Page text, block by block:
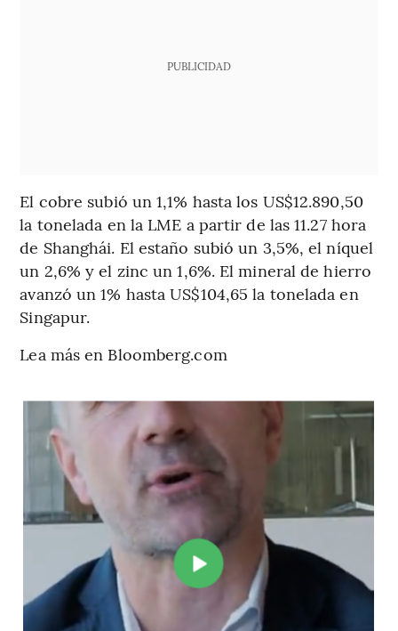
PUBLICIDAD
El cobre subió un 1,1% hasta los US$12.890,50
la tonelada en la LME a partir de las 11.27 hora
de Shanghái. El estaño subió un 3,5%, el níquel
un 2,6% y el zinc un 1,6%. El mineral de hierro
avanzó un 1% hasta US$104,65 la tonelada en
Singapur.
Lea más en Bloomberg.com